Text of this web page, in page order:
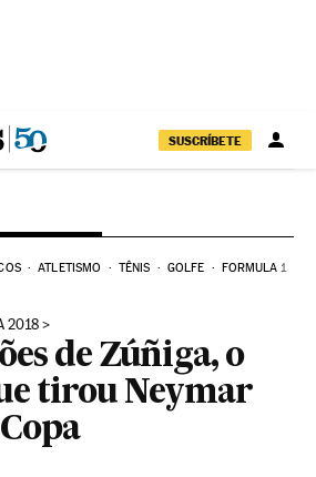
SUSCRÍBETE
ATLETISMO TÊNIS GOLFE FORMULA 1
2018
de Zúñiga, o
tirou Neymar